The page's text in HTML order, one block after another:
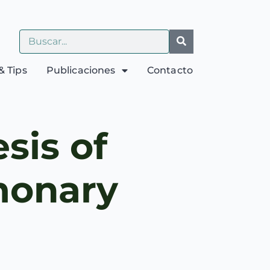
Tips Publicaciones Contacto
of